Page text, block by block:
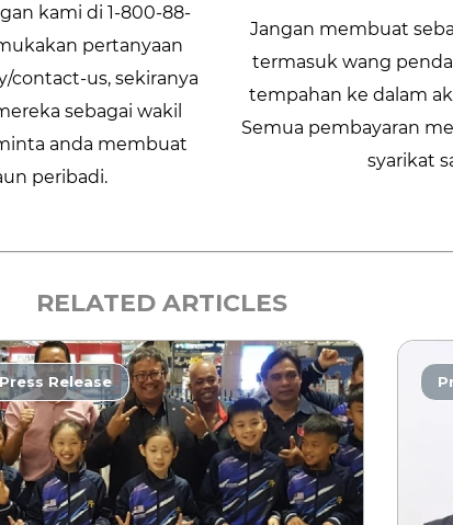
kami di 1-800-88-
pertanyaan
contact-us, sekiranya
sebagai wakil
anda membuat
peribadi.
Jangan membuat
termasuk wang
tempahan ke dalam
Semua pembayaran
syarikat
RELATED ARTICLES
Press Release